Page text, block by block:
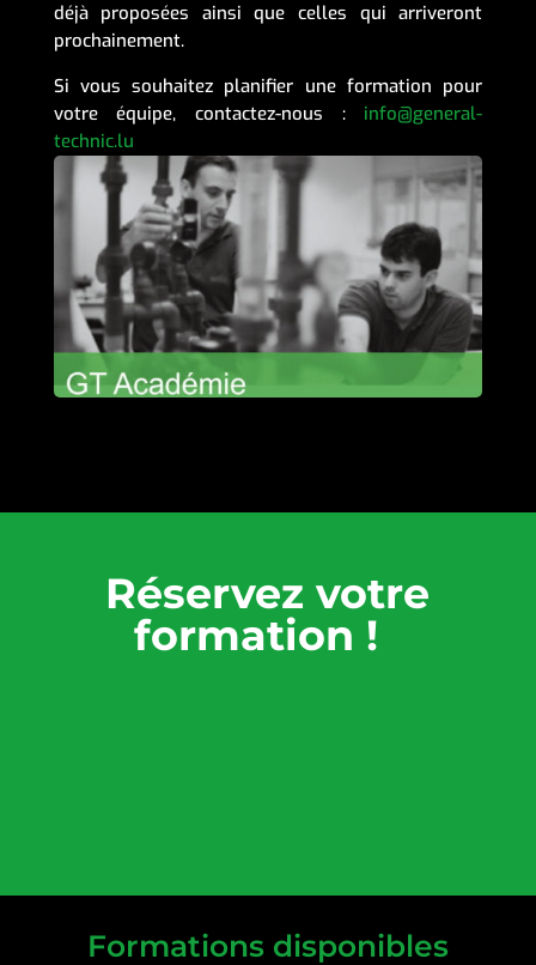
déjà proposées ainsi que celles qui arriveront
prochainement.
Si vous souhaitez planifier une formation pour
votre équipe, contactez-nous : info@general-
technic.lu
Réservez votre
formation !
Formations disponibles